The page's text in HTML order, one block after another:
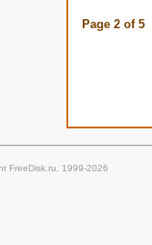
Page 2 of 5
FreeDisk.ru, 1999-2026